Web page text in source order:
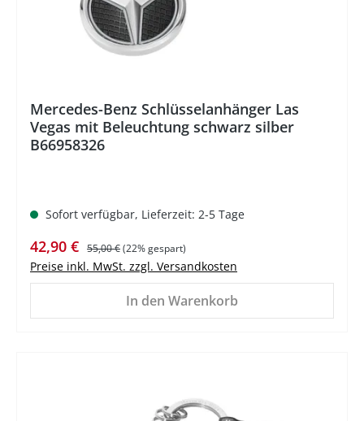
Mercedes-Benz Schlüsselanhänger Las
Vegas mit Beleuchtung schwarz silber
B66958326
Sofort verfügbar, Lieferzeit: 2-5 Tage
Verkaufspreis:
42,90 € Regulärer Preis:
55,00 €(22% gespart)
Preise inkl. MwSt. zzgl. Versandkosten
In den Warenkorb